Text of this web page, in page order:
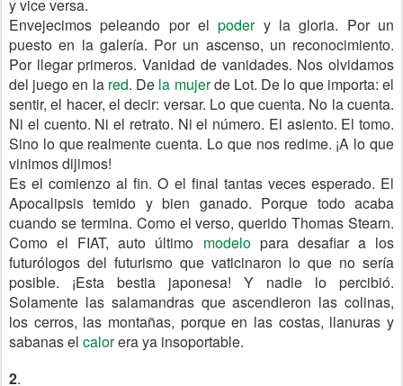
y vice versa.
Envejecimos peleando por elpodery la gloria. Por un
puesto en la galería. Por un ascenso, un reconocimiento.
Por llegar primeros. Vanidad de vanidades. Nos olvidamos
del juego en la red. De la mujerde Lot. De lo que importa: el
sentir, el hacer, el decir: versar. Lo que cuenta. No la cuenta.
Ni el cuento. Ni el retrato. Ni el número. El asiento. El tomo.
Sino lo que realmente cuenta. Lo que nos redime. ¡A lo que
vinimos dijimos!
Es el comienzo al fin. O el final tantas veces esperado. El
Apocalipsis temido y bien ganado. Porque todo acaba
cuando se termina. Como el verso, querido Thomas Stearn.
Como el FIAT, auto último modelopara desafiar a los
futurólogos del futurismo que vaticinaron lo que no sería
posible. ¡Esta bestia japonesa! Y nadie lo percibió.
Solamente las salamandras que ascendieron las colinas,
los cerros, las montañas, porque en las costas, llanuras y
sabanas el calorera ya insoportable.
2.